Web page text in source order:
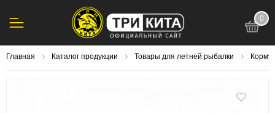
0
Главная Каталог продукции Товары для летней рыбалки